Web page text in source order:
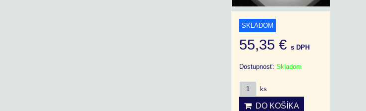
SKLADOM
55,35 € s DPH
Dostupnosť: Skladom
ks
DO KOŠÍKA